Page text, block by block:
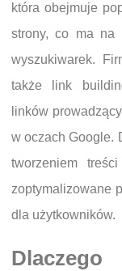
która obejmuje
strony, co ma na
wyszukiwarek.
także link
linków
w oczach Google.
tworzeniem
zoptymalizowane
dla użytkowników.